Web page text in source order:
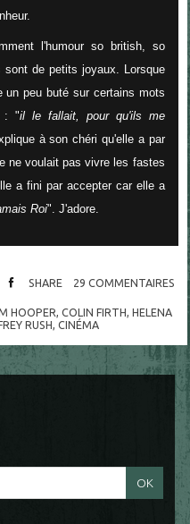
l'humour so british, so
sont de petits joyaux. Lorsque
un peu buté sur certains mots
: "il le fallait, pour qu'ils me
à son chéri qu'elle a par
ne voulait pas vivre les fastes
a fini par accepter car elle a
Roi". J'adore.
SHARE 29 COMMENTAIRES
HOOPER ,COLIN FIRTH ,HELENA
RUSH CINÉMA